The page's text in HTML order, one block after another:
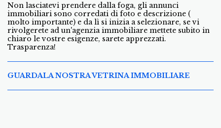
Non lasciatevi prendere dalla foga, gli annunci
immobiliari sono corredati di foto e descrizione (
molto importante) e da lì si inizia a selezionare, se vi
rivolgerete ad un'agenzia immobiliare mettete subito in
chiaro le vostre esigenze, sarete apprezzati.
Trasparenza!
GUARDALA NOSTRA VETRINA IMMOBILIARE